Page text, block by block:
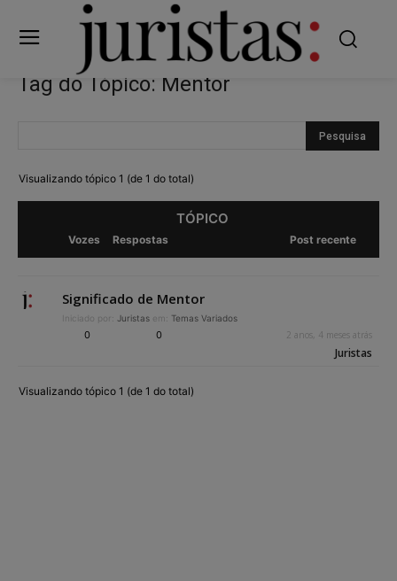
Tag do Tópico: Mentor
Visualizando tópico 1 (de 1 do total)
TÓPICO
Vozes Respostas Post recente
Significado de Mentor
Iniciado por: Juristas em: Temas Variados
0 0 2 anos, 4 meses atrás
Juristas
Visualizando tópico 1 (de 1 do total)